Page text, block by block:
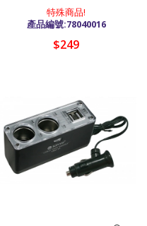
特殊商品!
產品編號:78040016
$249